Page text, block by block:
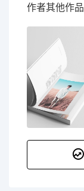
作者其他作品